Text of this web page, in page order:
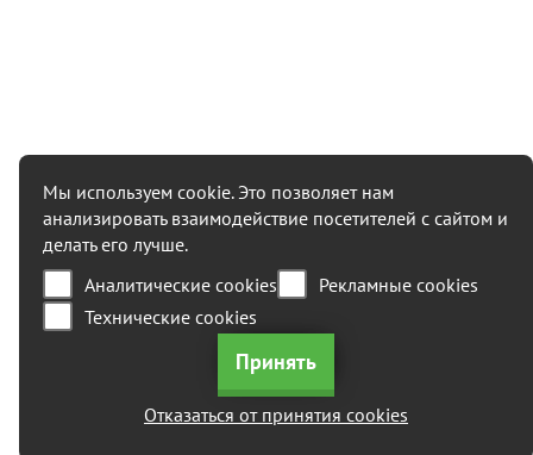
+7 (495) 215 09 52
117342, Россия, г. Москва, ул.
Профсоюзная, 65 стр 1, Бизнес
box@generator-aksa.com
с 08:00 до 19:00 ежедневно
Мы используем cookie. Это позволяет нам
анализировать взаимодействие посетителей с сайтом и
делать его лучше.
Аналитические cookies
Рекламные cookies
Технические cookies
Отказаться от принятия cookies